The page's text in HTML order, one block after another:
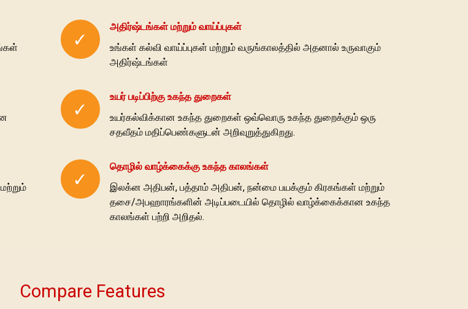
✓
அதிர்ஷ்டங்கள் மற்றும் வாய்ப்புகள்
உங்கள் கல்வி வாய்ப்புகள் மற்றும் வருங்காலத்தில் அதனால் உருவாகும்
அதிர்ஷ்டங்கள்
✓
உயர் படிப்பிற்கு உகந்த துறைகள்
உயர்கல்விக்கான உகந்த துறைகள் ஒவ்வொரு உகந்த துறைக்கும் ஒரு
சதவீதம் மதிப்பெண்களுடன் அறிவுறுத்துகிறது.
✓
தொழில் வாழ்க்கைக்கு உகந்த காலங்கள்
இலக்ன அதிபன், பத்தாம் அதிபன், நன்மை பயக்கும் கிரகங்கள் மற்றும்
தசை/அபஹாரங்களின் அடிப்படையில் தொழில் வாழ்க்கைக்கான உகந்த
காலங்கள் பற்றி அறிதல்.
Compare Features